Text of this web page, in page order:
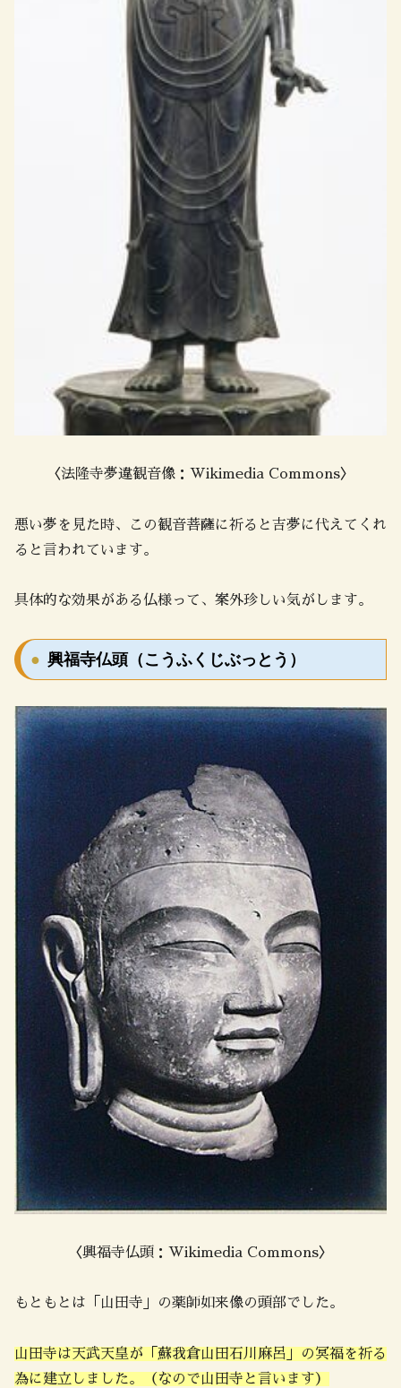
〈法隆寺夢違観音像：Wikimedia Commons〉
悪い夢を見た時、この観音菩薩に祈ると吉夢に代えてくれ
ると言われています。
具体的な効果がある仏様って、案外珍しい気がします。
興福寺仏頭（こうふくじぶっとう）
〈興福寺仏頭：Wikimedia Commons〉
もともとは「山田寺」の薬師如来像の頭部でした。
山田寺は天武天皇が「蘇我倉山田石川麻呂」の冥福を祈る
為に建立しました。（なので山田寺と言います）